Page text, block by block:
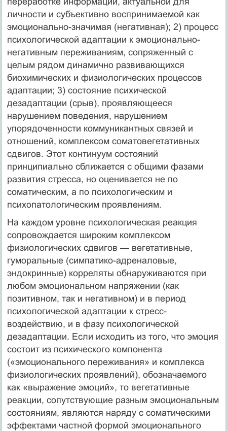
личности и субъективно воспринимаемой как
эмоционально-значимая (негативная); 2) процесс
психологической адаптации к эмоционально-
негативным переживаниям, сопряженный с
целым рядом динамично развивающихся
биохимических и физиологических процессов
адаптации; 3) состояние психической
дезадаптации (срыв), проявляющееся
нарушением поведения, нарушением
упорядоченности коммуникантных связей и
отношений, комплексом соматовегетативных
сдвигов. Этот континуум состояний
принципиально сближается с общими фазами
развития стресса, но оценивается не по
соматическим, а по психологическим и
психопатологическим проявлениям.
На каждом уровне психологическая реакция
сопровождается широким комплексом
физиологических сдвигов — вегетативные,
гуморальные (симпатико-адреналовые,
эндокринные) корреляты обнаруживаются при
любом эмоциональном напряжении (как
позитивном, так и негативном) и в период
психологической адаптации к стресс-
воздействию, и в фазу психологической
дезадаптации. Если исходить из того, что эмоция
состоит из психического компонента
(«эмоционального переживания» и комплекса
физиологических проявлений), обозначаемого
как «выражение эмоций», то вегетативные
реакции, сопутствующие разным эмоциональным
состояниям, являются наряду с соматическими
эффектами частной формой эмоционального